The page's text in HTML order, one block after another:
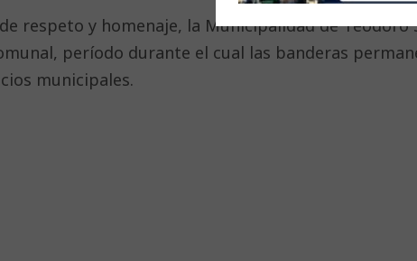
respeto y homenaje, la Municipalidad de
período durante el cual las banderas
municipales.